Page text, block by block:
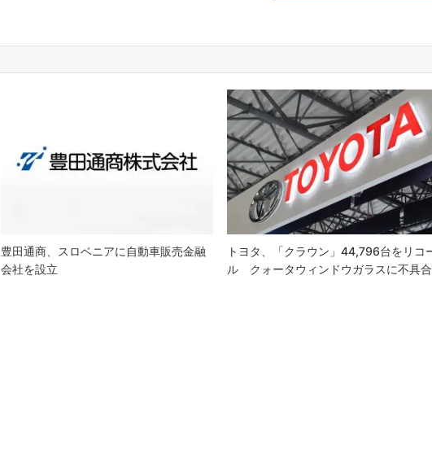
豊田通商、スロベニアに自動車販売金融
会社を設立
トヨタ、「クラウン」44,796台をリコ
ル クォータウィンドウガラスに不具合